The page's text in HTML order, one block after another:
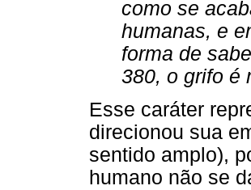
como se
humanas, e
forma de
380, o grifo é
Esse caráter
direcionou sua
sentido amplo),
humano não se